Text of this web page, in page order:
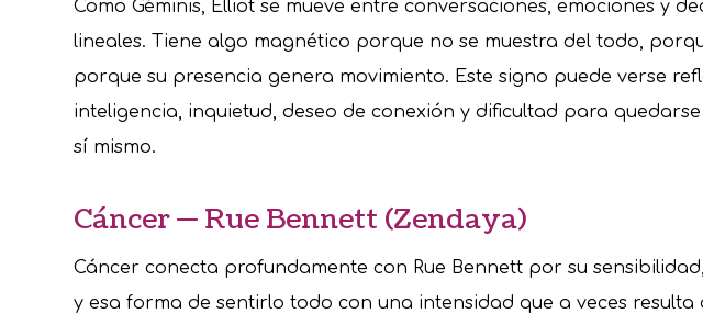
Como Géminis, Elliot se mueve entre conversaciones, emociones y
lineales. Tiene algo magnético porque no se muestra del todo,
porque su presencia genera movimiento. Este signo puede verse
inteligencia, inquietud, deseo de conexión y dificultad para
sí mismo.
Cáncer — Rue Bennett (Zendaya)
Cáncer conecta profundamente con Rue Bennett por su
y esa forma de sentirlo todo con una intensidad que a veces resulta